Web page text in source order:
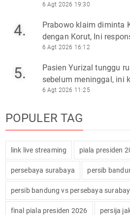
6 Agt 2026 19:30
4.
Prabowo klaim diminta
dengan Korut, Ini
6 Agt 2026 16:12
5.
Pasien Yurizal tunggu
sebelum meninggal, ini
6 Agt 2026 11:25
POPULER TAG
link live streaming piala presiden
persebaya surabaya persib
persib bandung vs persebaya
final piala presiden 2026 persija